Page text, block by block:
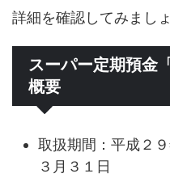
詳細を確認してみましょ
スーパー定期預金
概要
取扱期間：平成２
３月３１日